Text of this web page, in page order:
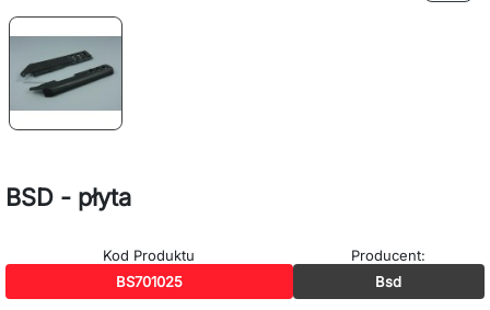
BSD - płyta
Kod Produktu
BS701025
Producent:
Bsd